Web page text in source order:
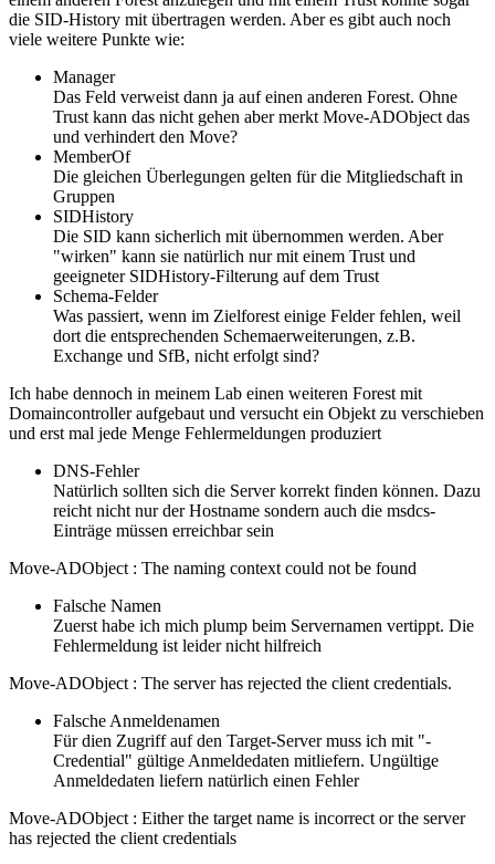
die SID-History mit übertragen werden. Aber es gibt auch noch
viele weitere Punkte wie:
Manager
Das Feld verweist dann ja auf einen anderen Forest. Ohne
Trust kann das nicht gehen aber merkt Move-ADObject das
und verhindert den Move?
MemberOf
Die gleichen Überlegungen gelten für die Mitgliedschaft in
Gruppen
SIDHistory
Die SID kann sicherlich mit übernommen werden. Aber
"wirken" kann sie natürlich nur mit einem Trust und
geeigneter SIDHistory-Filterung auf dem Trust
Schema-Felder
Was passiert, wenn im Zielforest einige Felder fehlen, weil
dort die entsprechenden Schemaerweiterungen, z.B.
Exchange und SfB, nicht erfolgt sind?
Ich habe dennoch in meinem Lab einen weiteren Forest mit
Domaincontroller aufgebaut und versucht ein Objekt zu verschieben
und erst mal jede Menge Fehlermeldungen produziert
DNS-Fehler
Natürlich sollten sich die Server korrekt finden können. Dazu
reicht nicht nur der Hostname sondern auch die msdcs-
Einträge müssen erreichbar sein
Move-ADObject : The naming context could not be found
Falsche Namen
Zuerst habe ich mich plump beim Servernamen vertippt. Die
Fehlermeldung ist leider nicht hilfreich
Move-ADObject : The server has rejected the client credentials.
Falsche Anmeldenamen
Für dien Zugriff auf den Target-Server muss ich mit "-
Credential" gültige Anmeldedaten mitliefern. Ungültige
Anmeldedaten liefern natürlich einen Fehler
Move-ADObject : Either the target name is incorrect or the server
has rejected the client credentials